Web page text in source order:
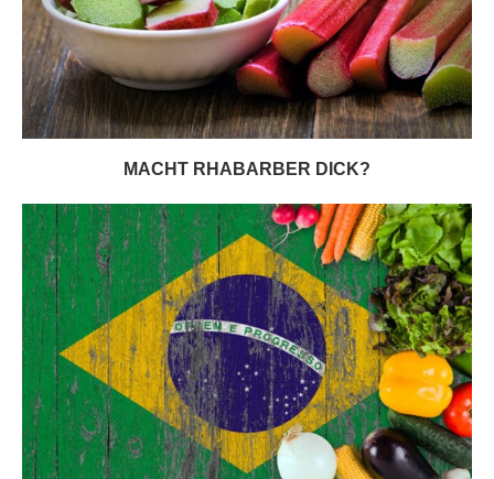
MACHT RHABARBER DICK?